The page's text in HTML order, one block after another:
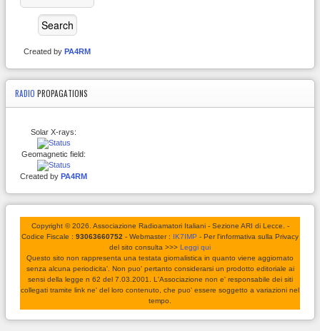
Created by PA4RM
RADIO PROPAGATIONS
Solar X-rays:
Geomagnetic field:
Created by PA4RM
Copyright © 2026. Associazione Radioamatori Italiani - Sezione ARI di Lecce. -
Codice Fiscale : 93063660752 - Webmaster : IK7IMP - Per l'informativa sulla Privacy
del sito consulta >>> Leggi qui
Questo sito non rappresenta una testata giornalistica in quanto viene aggiornato
senza alcuna periodicita'. Non puo' pertanto considerarsi un prodotto editoriale ai
sensi della legge n 62 del 7.03.2001. L'Associazione non e' responsabile dei siti
collegati tramite link ne' del loro contenuto, che puo' essere soggetto a variazioni nel
tempo.